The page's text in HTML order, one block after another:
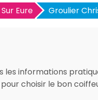
Eure Groulier
les informations
choisir le bon